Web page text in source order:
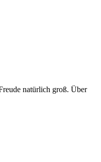
natürlich groß. Über